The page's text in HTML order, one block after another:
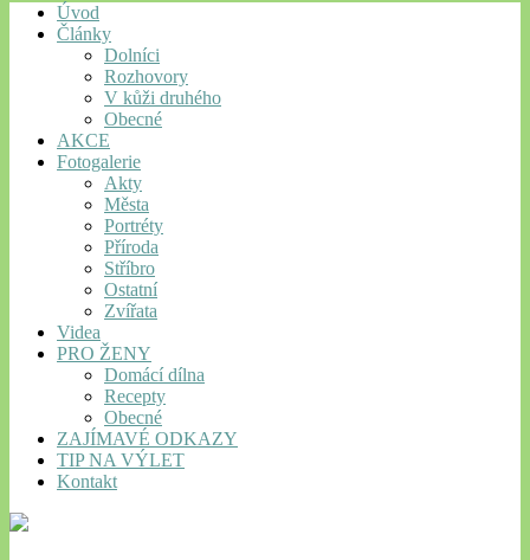
Úvod
Články
Dolníci
Rozhovory
V kůži druhého
Obecné
AKCE
Fotogalerie
Akty
Města
Portréty
Příroda
Stříbro
Ostatní
Zvířata
Videa
PRO ŽENY
Domácí dílna
Recepty
Obecné
ZAJÍMAVÉ ODKAZY
TIP NA VÝLET
Kontakt